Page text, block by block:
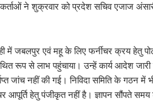
ने शुक्रवार को प्रदेश सचिव एजाज
एवं महू के लिए फर्नीचर क्रय हेतु पोर्टल
रूप से लाभ पहुंचाया। उन्हें कार्य आदेश
जांच नहीं की गई। निविदा समिति के गठन
आपूर्ति हेतु पंजीकृत नहीं है। ज्ञापन सौंपते